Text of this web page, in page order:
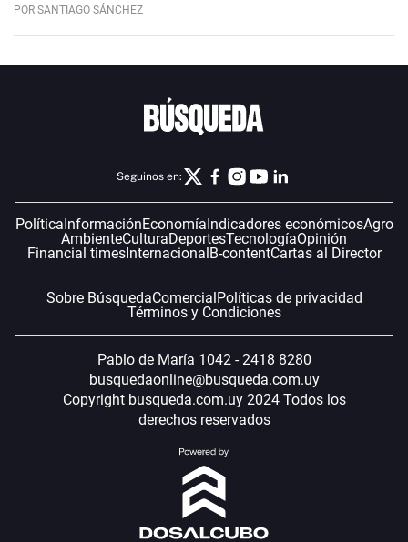
POR SANTIAGO SÁNCHEZ
Seguinos en:
PolíticaInformaciónEconomíaIndicadores económicosAgro
AmbienteCulturaDeportesTecnologíaOpinión
Financial timesInternacionalB-contentCartas al Director
Sobre BúsquedaComercialPolíticas de privacidad
Términos y Condiciones
Pablo de María 1042 - 2418 8280
busquedaonline@busqueda.com.uy
Copyright busqueda.com.uy 2024 Todos los
derechos reservados